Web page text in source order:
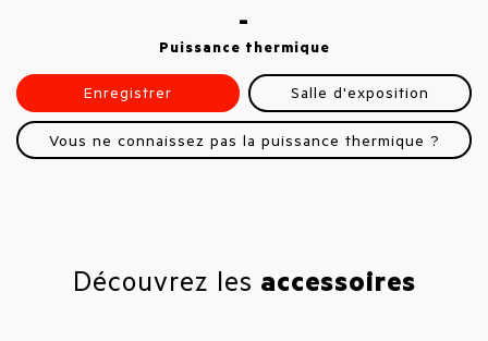
-
Puissance thermique
Enregistrer Salle d'exposition
Vous ne connaissez pas la puissance thermique ?
Découvrez les accessoires